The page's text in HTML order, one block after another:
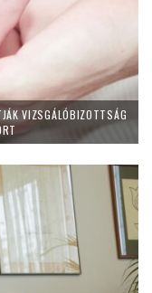
VIZSGÁLÓBIZOTTSÁG